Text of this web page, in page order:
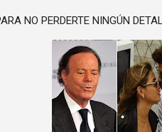
NO PERDERTE NINGÚN